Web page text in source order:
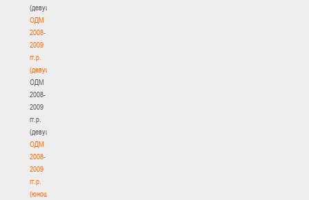
(девушки)
ОДМ
2008-
2009
гг.р.
(девушки)
ОДМ
2008-
2009
гг.р.
(девушки)
ОДМ
2008-
2009
гг.р.
(юноши)